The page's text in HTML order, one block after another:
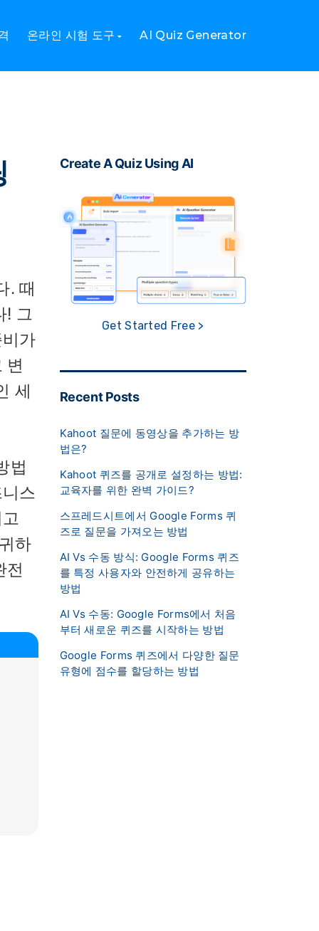
온라인 시험 도구 AI Quiz Generator
. 때
! 그
가
변
세
법
스
하
전
Create A Quiz Using AI
Get Started Free >
Recent Posts
Kahoot 질문에 동영상을 추가하는 방
법은?
Kahoot 퀴즈를 공개로 설정하는 방법:
교육자를 위한 완벽 가이드?
스프레드시트에서 Google Forms 퀴
즈로 질문을 가져오는 방법
AI Vs 수동 방식: Google Forms 퀴즈
를 특정 사용자와 안전하게 공유하는
방법
AI Vs 수동: Google Forms에서 처음
부터 새로운 퀴즈를 시작하는 방법
Google Forms 퀴즈에서 다양한 질문
유형에 점수를 할당하는 방법